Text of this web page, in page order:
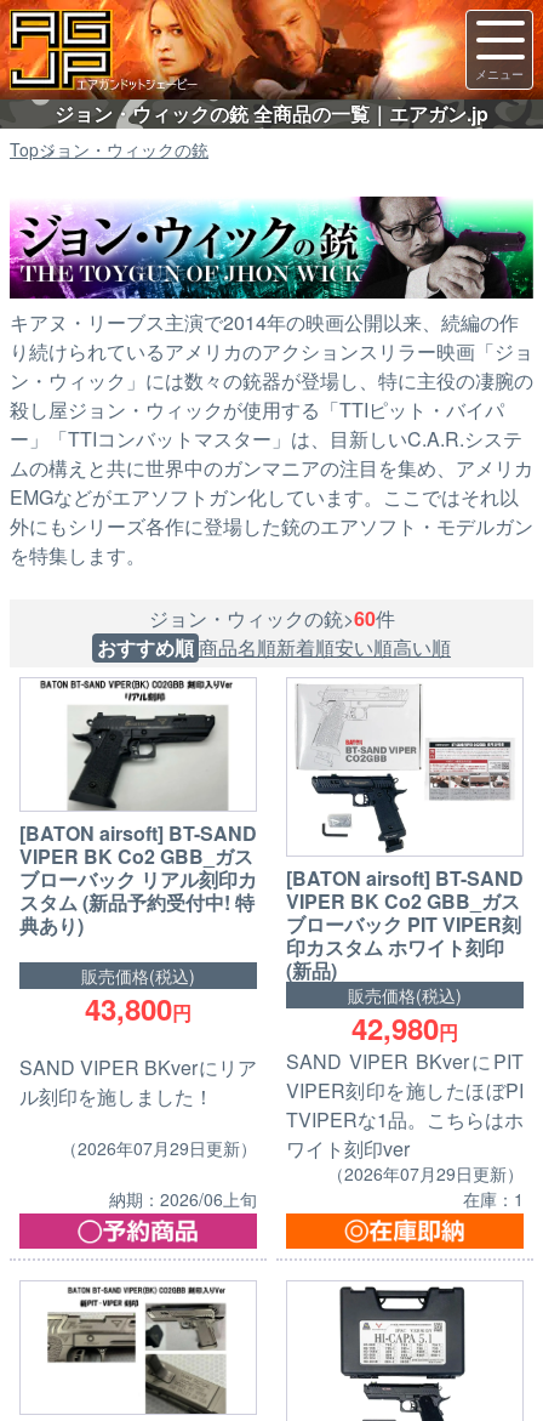
ジョン・ウィックの銃 全商品の一覧｜エアガン.jp
Topジョン・ウィックの銃
キアヌ・リーブス主演で2014年の映画公開以来、続編の作
り続けられているアメリカのアクションスリラー映画「ジョ
ン・ウィック」には数々の銃器が登場し、特に主役の凄腕の
殺し屋ジョン・ウィックが使用する「TTIピット・バイパ
ー」「TTIコンバットマスター」は、目新しいC.A.R.システ
ムの構えと共に世界中のガンマニアの注目を集め、アメリカ
EMGなどがエアソフトガン化しています。ここではそれ以
外にもシリーズ各作に登場した銃のエアソフト・モデルガン
を特集します。
ジョン・ウィックの銃>60件
おすすめ順商品名順新着順安い順高い順
[BATON airsoft] BT-SAND
VIPER BK Co2 GBB_ガス
ブローバック リアル刻印カ
スタム (新品予約受付中! 特
典あり)
販売価格(税込)
43,800円
SAND VIPER BKverにリア
ル刻印を施しました！
（2026年07月29日更新）
納期：2026/06上旬
[BATON airsoft] BT-SAND
VIPER BK Co2 GBB_ガス
ブローバック PIT VIPER刻
印カスタム ホワイト刻印
(新品)
販売価格(税込)
42,980円
SAND VIPER BKverにPIT
VIPER刻印を施したほぼPI
TVIPERな1品。こちらはホ
ワイト刻印ver
（2026年07月29日更新）
在庫：1